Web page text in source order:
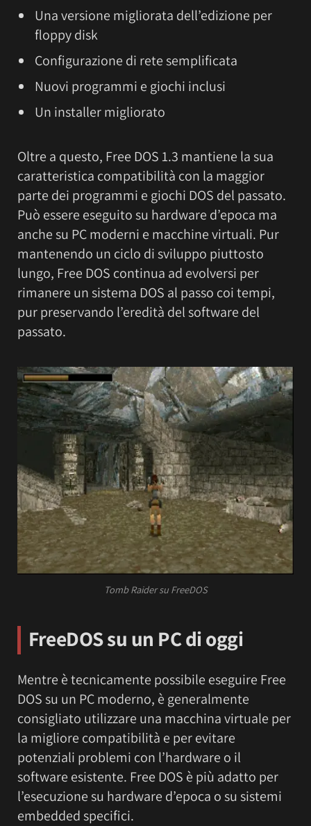
Una versione migliorata dell’edizione per
floppy disk
Configurazione di rete semplificata
Nuovi programmi e giochi inclusi
Un installer migliorato
Oltre a questo, Free DOS 1.3 mantiene la sua
caratteristica compatibilità con la maggior
parte dei programmi e giochi DOS del passato.
Può essere eseguito su hardware d’epoca ma
anche su PC moderni e macchine virtuali. Pur
mantenendo un ciclo di sviluppo piuttosto
lungo, Free DOS continua ad evolversi per
rimanere un sistema DOS al passo coi tempi,
pur preservando l’eredità del software del
passato.
Tomb Raider su FreeDOS
FreeDOS su un PC di oggi
Mentre è tecnicamente possibile eseguire Free
DOS su un PC moderno, è generalmente
consigliato utilizzare una macchina virtuale per
la migliore compatibilità e per evitare
potenziali problemi con l’hardware o il
software esistente. Free DOS è più adatto per
l’esecuzione su hardware d’epoca o su sistemi
embedded specifici.